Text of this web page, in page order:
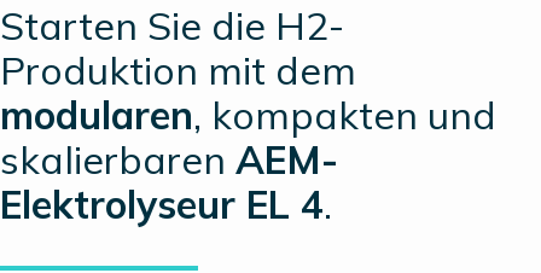
Starten Sie die H2-
Produktion mit dem
modularen, kompakten und
skalierbaren AEM-
Elektrolyseur EL 4.